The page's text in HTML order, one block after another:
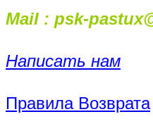
Mail : psk-
Написать нам
Правила Возврата